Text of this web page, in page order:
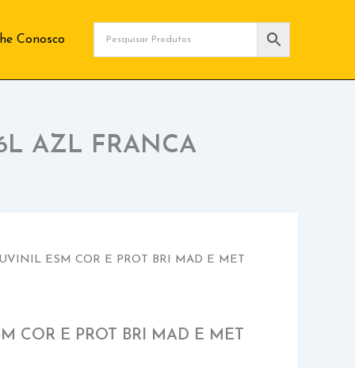
Conosco
AZL FRANCA
ESM COR E PROT BRI MAD E MET
COR E PROT BRI MAD E MET